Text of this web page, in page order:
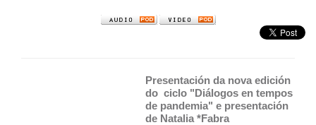
Presentación da nova edición
do  ciclo "Diálogos en tempos
de pandemia" e presentación
de Natalia *Fabra